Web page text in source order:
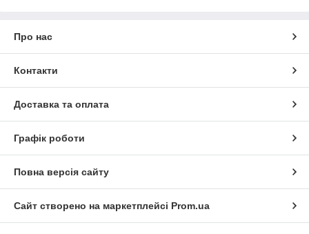
Про нас
Контакти
Доставка та оплата
Графік роботи
Повна версія сайту
Сайт створено на маркетплейсі Prom.ua